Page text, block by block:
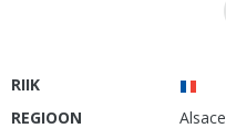
RIIK
REGIOON
Alsace